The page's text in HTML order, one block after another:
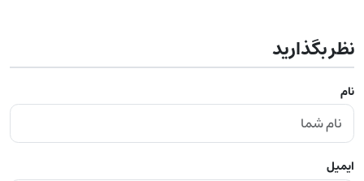
نظر بگذارید
نام
ایمیل